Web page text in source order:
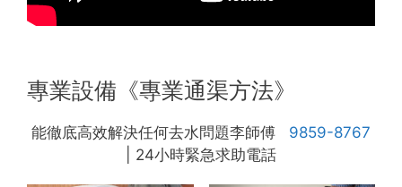
專業設備《專業通渠方法》
能徹底高效解決任何去水問題李師傅
9859-8767
| 24小時緊急求助電話